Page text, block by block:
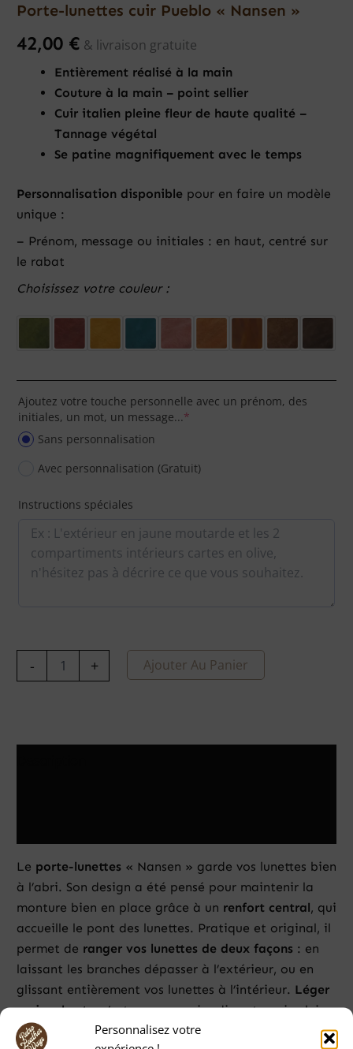
Personnalisez votre
Porte-lunettes cuir Pueblo « Nansen »
42,00 € & livraison gratuite
Entièrement réalisé à la main
Couture à la main – point sellier
Cuir italien pleine fleur de haute qualité –
Tannage végétal
Se patine magnifiquement avec le temps
Personnalisation disponible pour en faire un modèle
unique :
– Prénom, message ou initiales : en haut, centré sur
le rabat
Choisissez votre couleur :
Ajoutez votre touche personnelle avec un prénom, des
initiales, un mot, un message...*
Sans personnalisation
Avec personnalisation (Gratuit)
Instructions spéciales
- + Ajouter Au Panier
Le porte-lunettes « Nansen » garde vos lunettes bien
à l’abri. Son design a été pensé pour maintenir la
monture bien en place grâce à un renfort central, qui
accueille le pont des lunettes. Pratique et original, il
permet de ranger vos lunettes de deux façons : en
laissant les branches dépasser à l’extérieur, ou en
glissant entièrement vos lunettes à l’intérieur. Léger
mais robuste, c’est un accessoire discret, mais plein
de caractère. Il a été conçu pour correspondre à la